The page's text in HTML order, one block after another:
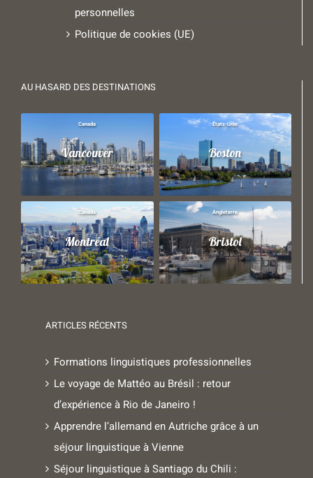
personnelles
Politique de cookies (UE)
AU HASARD DES DESTINATIONS
Canada
Vancouver
États-Unis
Boston
Canada
Montréal
Angleterre
Bristol
ARTICLES RÉCENTS
Formations linguistiques professionnelles
Le voyage de Mattéo au Brésil : retour
d’expérience à Rio de Janeiro !
Apprendre l’allemand en Autriche grâce à un
séjour linguistique à Vienne
Séjour linguistique à Santiago du Chili :